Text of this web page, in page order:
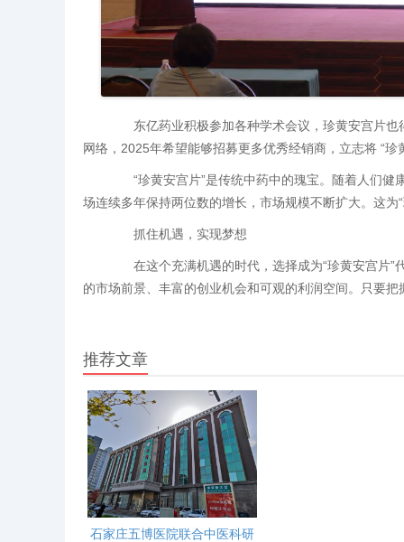
东亿药业积极参加各种学术会议，珍黄安宫片也
网络，2025年希望能够招募更多优秀经销商，立志将 “
“珍黄安宫片”是传统中药中的瑰宝。随着人们健
场连续多年保持两位数的增长，市场规模不断扩大。这为
抓住机遇，实现梦想
在这个充满机遇的时代，选择成为“珍黄安宫片”
的市场前景、丰富的创业机会和可观的利润空间。只要
推荐文章
石家庄五博医院联合中医科研